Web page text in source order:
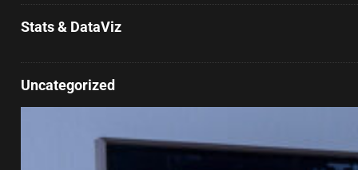
Stats & DataViz
Uncategorized